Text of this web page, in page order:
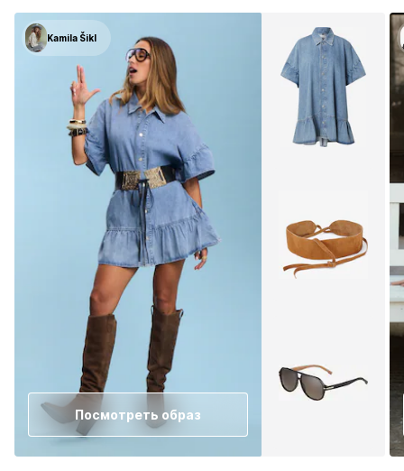
Kamila Šikl
Посмотреть образ